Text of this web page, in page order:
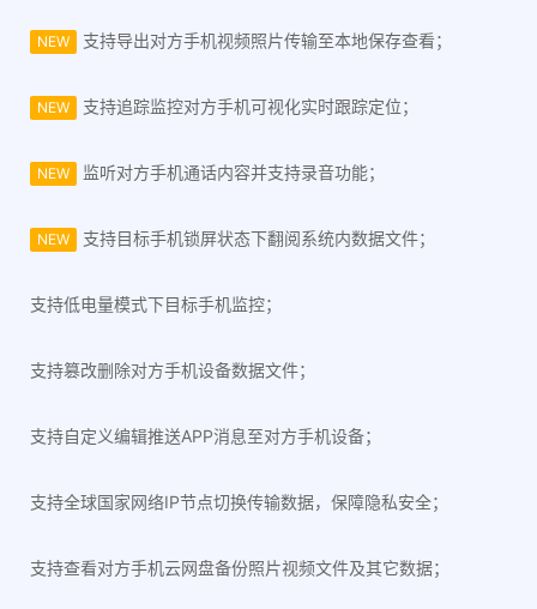
NEW 支持导出对方手机视频照片传输至本地保存查看；
NEW 支持追踪监控对方手机可视化实时跟踪定位；
NEW 监听对方手机通话内容并支持录音功能；
NEW 支持目标手机锁屏状态下翻阅系统内数据文件；
支持低电量模式下目标手机监控；
支持篡改删除对方手机设备数据文件；
支持自定义编辑推送APP消息至对方手机设备；
支持全球国家网络IP节点切换传输数据，保障隐私安全；
支持查看对方手机云网盘备份照片视频文件及其它数据；